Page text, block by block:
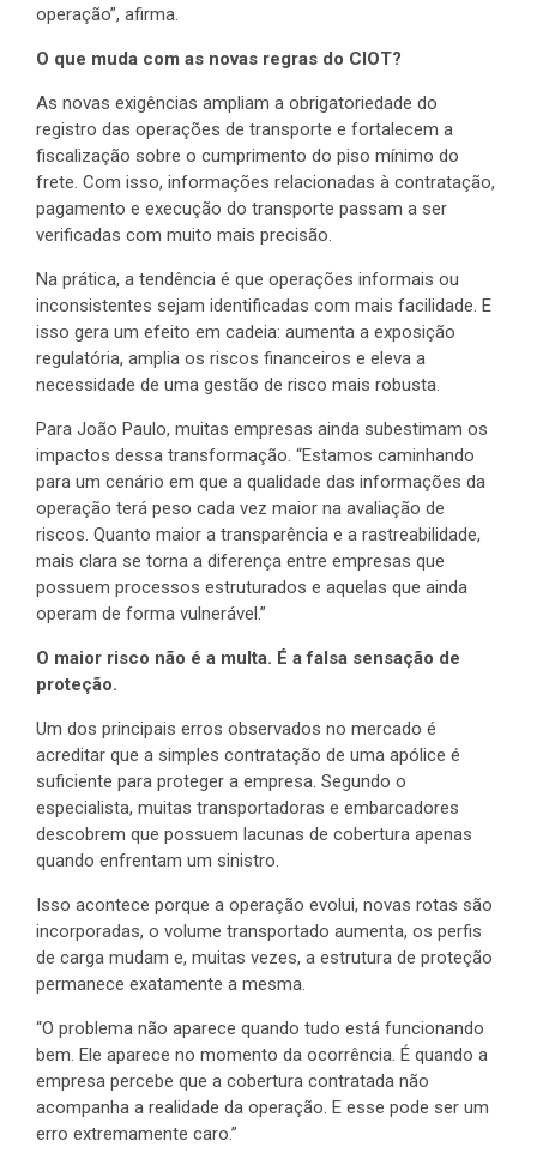
operação”, afirma.
O que muda com as novas regras do CIOT?
As novas exigências ampliam a obrigatoriedade do
registro das operações de transporte e fortalecem a
fiscalização sobre o cumprimento do piso mínimo do
frete. Com isso, informações relacionadas à contratação,
pagamento e execução do transporte passam a ser
verificadas com muito mais precisão.
Na prática, a tendência é que operações informais ou
inconsistentes sejam identificadas com mais facilidade. E
isso gera um efeito em cadeia: aumenta a exposição
regulatória, amplia os riscos financeiros e eleva a
necessidade de uma gestão de risco mais robusta.
Para João Paulo, muitas empresas ainda subestimam os
impactos dessa transformação. “Estamos caminhando
para um cenário em que a qualidade das informações da
operação terá peso cada vez maior na avaliação de
riscos. Quanto maior a transparência e a rastreabilidade,
mais clara se torna a diferença entre empresas que
possuem processos estruturados e aquelas que ainda
operam de forma vulnerável.”
O maior risco não é a multa. É a falsa sensação de
proteção.
Um dos principais erros observados no mercado é
acreditar que a simples contratação de uma apólice é
suficiente para proteger a empresa. Segundo o
especialista, muitas transportadoras e embarcadores
descobrem que possuem lacunas de cobertura apenas
quando enfrentam um sinistro.
Isso acontece porque a operação evolui, novas rotas são
incorporadas, o volume transportado aumenta, os perfis
de carga mudam e, muitas vezes, a estrutura de proteção
permanece exatamente a mesma.
“O problema não aparece quando tudo está funcionando
bem. Ele aparece no momento da ocorrência. É quando a
empresa percebe que a cobertura contratada não
acompanha a realidade da operação. E esse pode ser um
erro extremamente caro.”